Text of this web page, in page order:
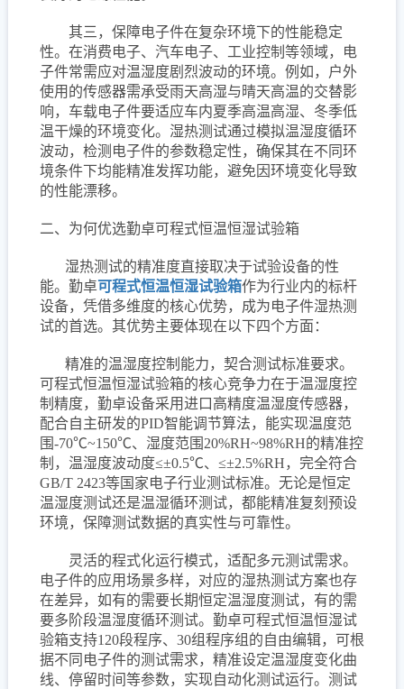
其三，保障电子件在复杂环境下的性能稳定
性。在消费电子、汽车电子、工业控制等领域，电
子件常需应对温湿度剧烈波动的环境。例如，户外
使用的传感器需承受雨天高湿与晴天高温的交替影
响，车载电子件要适应车内夏季高温高湿、冬季低
温干燥的环境变化。湿热测试通过模拟温湿度循环
波动，检测电子件的参数稳定性，确保其在不同环
境条件下均能精准发挥功能，避免因环境变化导致
的性能漂移。
二、为何优选勤卓可程式恒温恒湿试验箱
湿热测试的精准度直接取决于试验设备的性
能。勤卓可程式恒温恒湿试验箱作为行业内的标杆
设备，凭借多维度的核心优势，成为电子件湿热测
试的首选。其优势主要体现在以下四个方面：
精准的温湿度控制能力，契合测试标准要求。
可程式恒温恒湿试验箱的核心竞争力在于温湿度控
制精度，勤卓设备采用进口高精度温湿度传感器，
配合自主研发的PID智能调节算法，能实现温度范
围-70℃~150℃、湿度范围20%RH~98%RH的精准控
制，温湿度波动度≤±0.5℃、≤±2.5%RH，完全符合
GB/T 2423等国家电子行业测试标准。无论是恒定
温湿度测试还是温湿循环测试，都能精准复刻预设
环境，保障测试数据的真实性与可靠性。
灵活的程式化运行模式，适配多元测试需求。
电子件的应用场景多样，对应的湿热测试方案也存
在差异，如有的需要长期恒定温湿度测试，有的需
要多阶段温湿度循环测试。勤卓可程式恒温恒湿试
验箱支持120段程序、30组程序组的自由编辑，可根
据不同电子件的测试需求，精准设定温湿度变化曲
线、停留时间等参数，实现自动化测试运行。测试